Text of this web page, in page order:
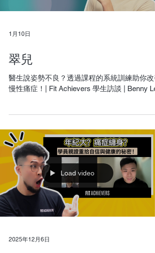
1月10日
翠兒
醫生說姿勢不良？透過課程的系統訓練助你改
慢性痛症！| Fit Achievers 學生訪談 | Benny
Load video
2025年12月6日